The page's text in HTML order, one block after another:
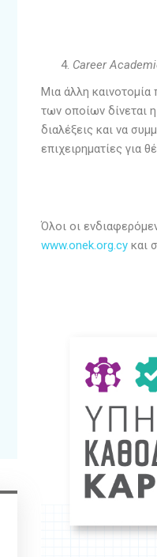
Career
Μια άλλη
των οποίων δίνεται
διαλέξεις και να
επιχειρηματίες για
Όλοι οι
www.onek.org.cy και